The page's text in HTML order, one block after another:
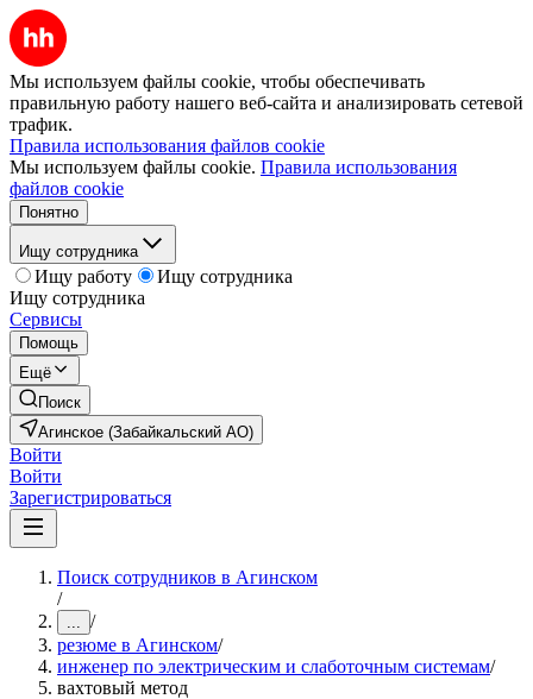
Мы используем файлы cookie, чтобы обеспечивать
правильную работу нашего веб-сайта и анализировать сетевой
трафик.
Правила использования файлов cookie
Мы используем файлы cookie. Правила использования
файлов cookie
Понятно
Ищу сотрудника
Ищу работу
Ищу сотрудника
Ищу сотрудника
Сервисы
Помощь
Ещё
Поиск
Агинское (Забайкальский АО)
Войти
Войти
Зарегистрироваться
Поиск сотрудников в Агинском
/
... /
резюме в Агинском/
инженер по электрическим и слаботочным системам/
вахтовый метод